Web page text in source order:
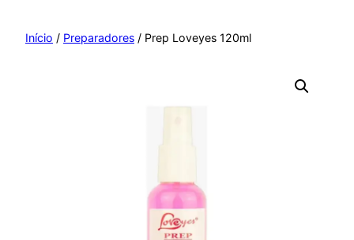
paraInício / Preparadores / Prep Loveyes 120ml